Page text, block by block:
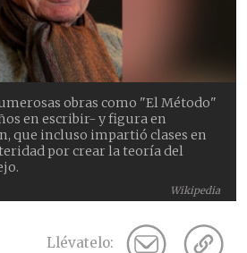
Wikipedia
obras como "El Método"
en escribir- y figura en
que incluso impartió clases en
por crear la teoría del
Llévatelo: